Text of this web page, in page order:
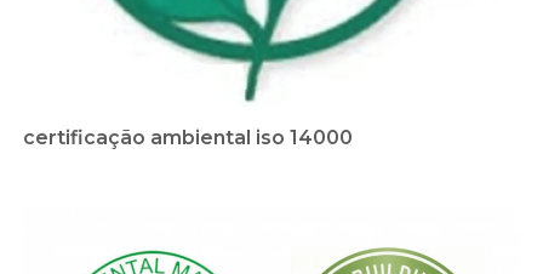
certificação ambiental iso 14000